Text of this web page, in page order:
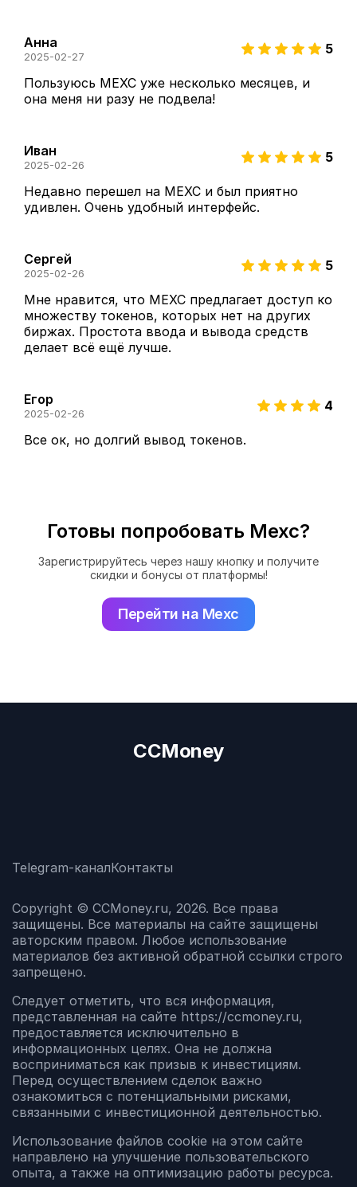
Анна
2025-02-27 5
Пользуюсь MEXC уже несколько месяцев, и
она меня ни разу не подвела!
Иван
2025-02-26 5
Недавно перешел на MEXC и был приятно
удивлен. Очень удобный интерфейс.
Сергей
2025-02-26 5
Мне нравится, что MEXC предлагает доступ ко
множеству токенов, которых нет на других
биржах. Простота ввода и вывода средств
делает всё ещё лучше.
Егор
2025-02-26 4
Все ок, но долгий вывод токенов.
Готовы попробовать Mexc?
Зарегистрируйтесь через нашу кнопку и получите
скидки и бонусы от платформы!
Перейти на Mexc
CCMoney
Telegram-каналКонтакты
Copyright © CCMoney.ru, 2026. Все права
защищены. Все материалы на сайте защищены
авторским правом. Любое использование
материалов без активной обратной ссылки строго
запрещено.
Следует отметить, что вся информация,
представленная на сайте https://ccmoney.ru,
предоставляется исключительно в
информационных целях. Она не должна
восприниматься как призыв к инвестициям.
Перед осуществлением сделок важно
ознакомиться с потенциальными рисками,
связанными с инвестиционной деятельностью.
Использование файлов cookie на этом сайте
направлено на улучшение пользовательского
опыта, а также на оптимизацию работы ресурса.